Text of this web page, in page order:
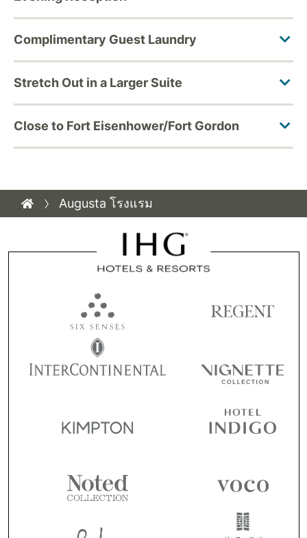
Augusta โรงแรม